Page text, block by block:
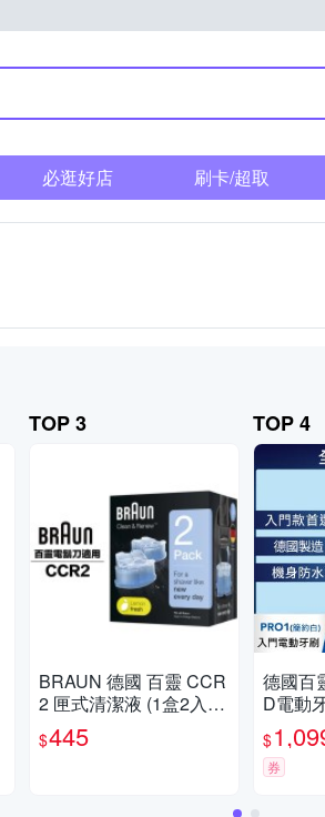
必逛好店 刷卡/超取
TOP 3
BRAUN 德國 百靈 CCR
2 匣式清潔液 (1盒2入
裝)
$445
TOP 4
德國百
D電動
藍)
$
券